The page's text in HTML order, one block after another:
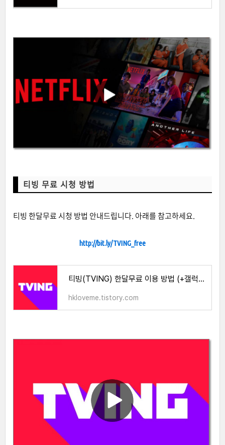
티빙 무료 시청 방법
티빙 한달무료 시청 방법 안내드립니다. 아래를 참고하세요.
http://bit.ly/TVING_free
티빙(TVING) 한달무료 이용 방법 (+갤럭시, 아이폰)
hkloveme.tistory.com